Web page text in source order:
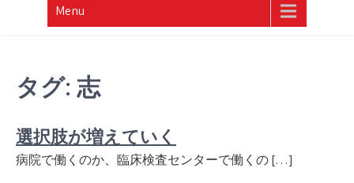
Menu
タグ: 志
選択肢が増えていく
病院で働くのか、臨床検査センターで働くの […]